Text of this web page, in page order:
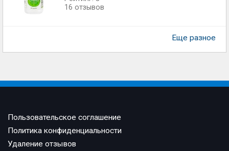
16 отзывов
Еще разное
Пользовательское соглашение
Политика конфиденциальности
Удаление отзывов